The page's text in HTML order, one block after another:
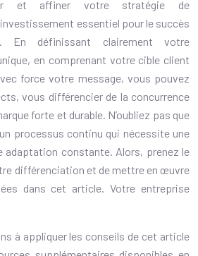
et affiner votre stratégie de
essentiel pour le succès
En définissant clairement votre
en comprenant votre cible client
force votre message, vous pouvez
vous différencier de la concurrence
forte et durable. N’oubliez pas que
processus continu qui nécessite une
adaptation constante. Alors, prenez le
différenciation et de mettre en œuvre
dans cet article. Votre entreprise
à appliquer les conseils de cet article